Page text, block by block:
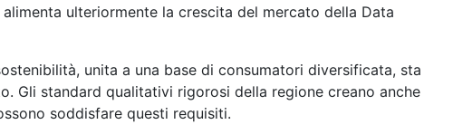
ulteriormente la crescita del mercato della Data
unita a una base di consumatori diversificata, sta
Gli standard qualitativi rigorosi della regione creano anche
soddisfare questi requisiti.